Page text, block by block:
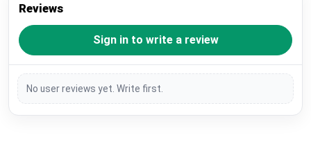
Reviews
Sign in to write a review
No user reviews yet. Write first.